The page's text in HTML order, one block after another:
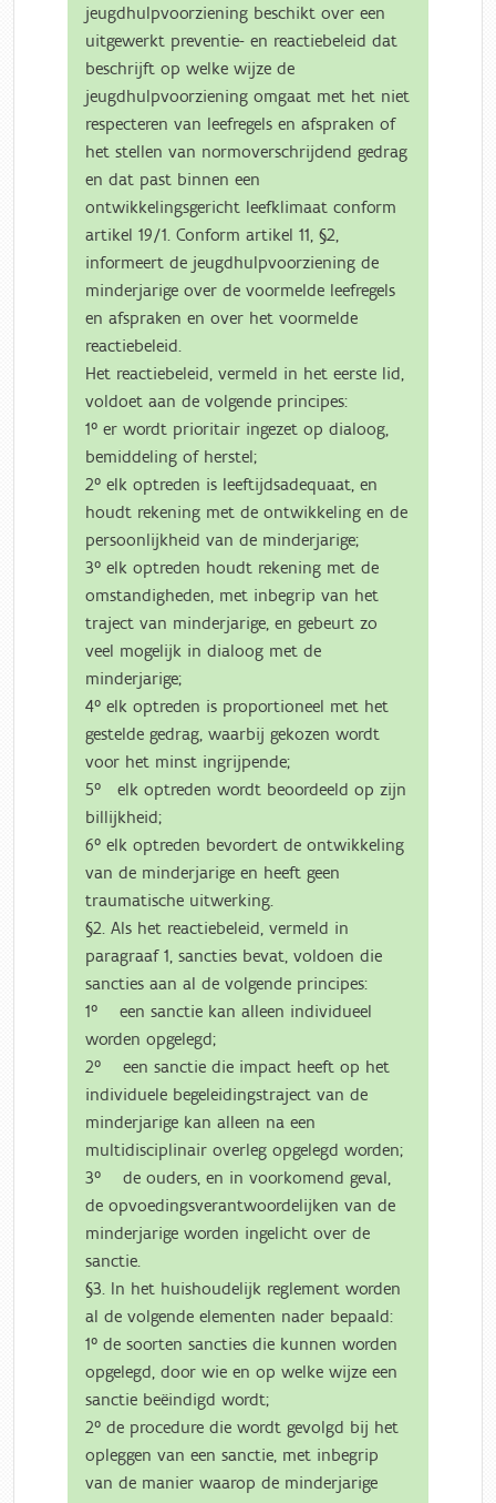
jeugdhulpvoorziening beschikt over een
uitgewerkt preventie- en reactiebeleid dat
beschrijft op welke wijze de
jeugdhulpvoorziening omgaat met het niet
respecteren van leefregels en afspraken of
het stellen van normoverschrijdend gedrag
en dat past binnen een
ontwikkelingsgericht leefklimaat conform
artikel 19/1. Conform artikel 11, §2,
informeert de jeugdhulpvoorziening de
minderjarige over de voormelde leefregels
en afspraken en over het voormelde
reactiebeleid.
Het reactiebeleid, vermeld in het eerste lid,
voldoet aan de volgende principes:
1° er wordt prioritair ingezet op dialoog,
bemiddeling of herstel;
2° elk optreden is leeftijdsadequaat, en
houdt rekening met de ontwikkeling en de
persoonlijkheid van de minderjarige;
3° elk optreden houdt rekening met de
omstandigheden, met inbegrip van het
traject van minderjarige, en gebeurt zo
veel mogelijk in dialoog met de
minderjarige;
4° elk optreden is proportioneel met het
gestelde gedrag, waarbij gekozen wordt
voor het minst ingrijpende;
5° elk optreden wordt beoordeeld op zijn
billijkheid;
6° elk optreden bevordert de ontwikkeling
van de minderjarige en heeft geen
traumatische uitwerking.
§2. Als het reactiebeleid, vermeld in
paragraaf 1, sancties bevat, voldoen die
sancties aan al de volgende principes:
1° een sanctie kan alleen individueel
worden opgelegd;
2° een sanctie die impact heeft op het
individuele begeleidingstraject van de
minderjarige kan alleen na een
multidisciplinair overleg opgelegd worden;
3° de ouders, en in voorkomend geval,
de opvoedingsverantwoordelijken van de
minderjarige worden ingelicht over de
sanctie.
§3. In het huishoudelijk reglement worden
al de volgende elementen nader bepaald:
1° de soorten sancties die kunnen worden
opgelegd, door wie en op welke wijze een
sanctie beëindigd wordt;
2° de procedure die wordt gevolgd bij het
opleggen van een sanctie, met inbegrip
van de manier waarop de minderjarige